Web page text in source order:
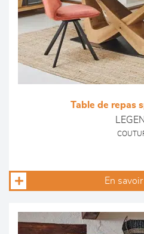
Table de repas
En